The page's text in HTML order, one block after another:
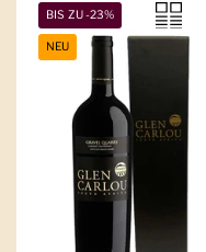
BIS ZU -23%
NEU